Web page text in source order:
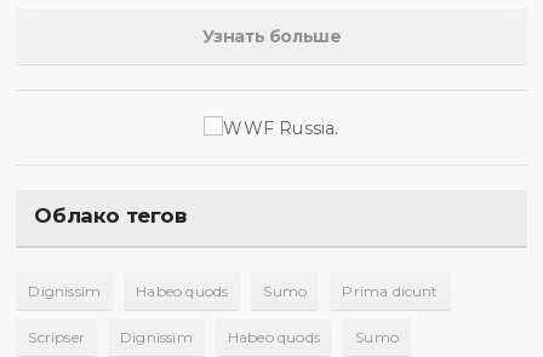
Узнать больше
Облако тегов
Dignissim Habeo quods Sumo Prima dicunt
Scripser Dignissim Habeo quods Sumo